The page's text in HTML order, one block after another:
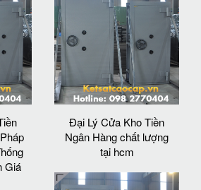
Giá
Đại Lý Cửa Kho Tiền
Ngân Hàng chất lượng
tại hcm